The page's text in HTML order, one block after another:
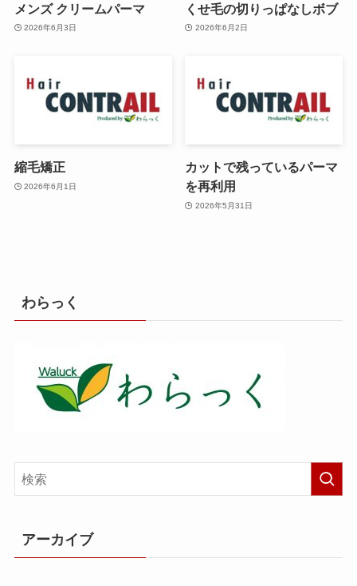
メンズ クリームパーマ
2026年6月3日
くせ毛の切りっぱなしボブ
2026年6月2日
縮毛矯正
2026年6月1日
カットで残っているパーマ
を再利用
2026年5月31日
わらっく
アーカイブ